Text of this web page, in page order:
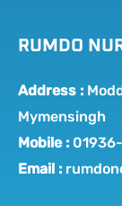
RUMDO
Address :
Mymensingh
Mobile :
Email :